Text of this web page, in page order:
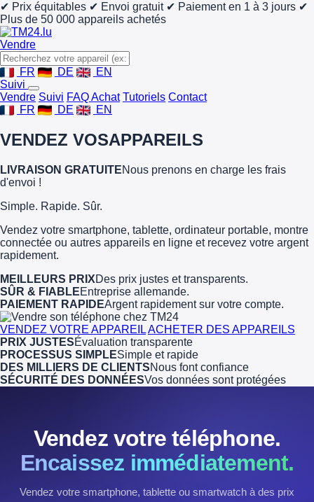
✔ Prix équitables ✔ Envoi gratuit ✔ Paiement en 1 à 3 jours ✔
Plus de 50 000 appareils achetés
Vendre
FR DE
EN
Suivi
Vendre Suivi FAQ Achat Tutoriels Contact
FR
DE EN
VENDEZ VOSAPPAREILS
LIVRAISON GRATUITENous prenons en charge les frais
d'envoi !
Simple. Rapide. Sûr.
Vendez votre smartphone, tablette, ordinateur portable, montre
connectée ou autres appareils en ligne et recevez votre argent
rapidement.
MEILLEURS PRIXDes prix justes et transparents.
SÛR & FIABLEEntreprise allemande.
PAIEMENT RAPIDEArgent rapidement sur votre compte.
VENDEZ VOTRE APPAREILACHETER DES APPAREILS
PRIX JUSTESÉvaluation transparente
PROCESSUS SIMPLESimple et rapide
DES MILLIERS DE CLIENTSNous font confiance
SÉCURITÉ DES DONNÉESVos données sont protégées
Vendez votre téléphone.
Encaissez immédiatement.
Vendez votre smartphone, tablette ou smartwatch à des prix